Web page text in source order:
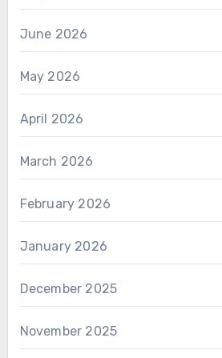
June 2026
May 2026
April 2026
March 2026
February 2026
January 2026
December 2025
November 2025